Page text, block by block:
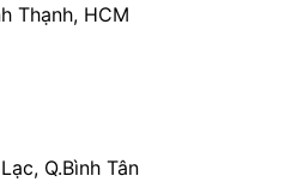
Thạnh, HCM
Q.Bình Tân